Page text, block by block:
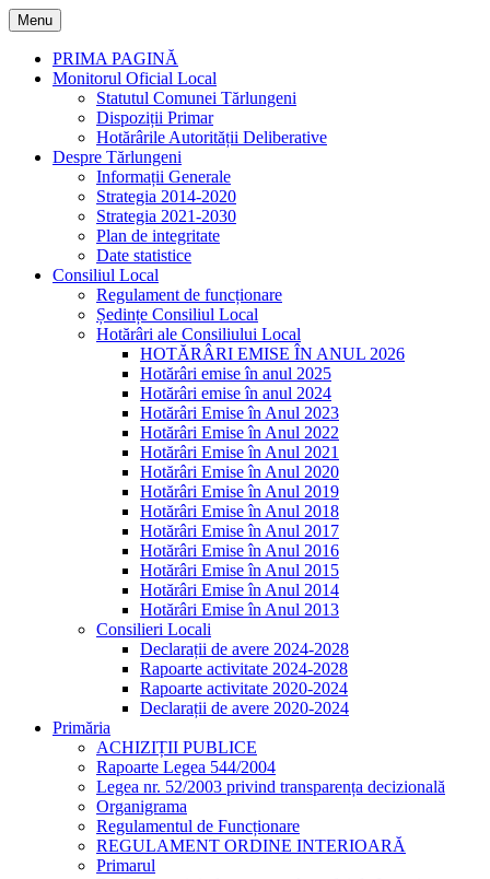
Skip
to
content
Menu
PRIMA PAGINĂ
Monitorul Oficial Local
Statutul Comunei Tărlungeni
Dispoziții Primar
Hotărârile Autorității Deliberative
Despre Tărlungeni
Informații Generale
Strategia 2014-2020
Strategia 2021-2030
Plan de integritate
Date statistice
Consiliul Local
Regulament de funcționare
Ședințe Consiliul Local
Hotărâri ale Consiliului Local
HOTĂRÂRI EMISE ÎN ANUL 2026
Hotărâri emise în anul 2025
Hotărâri emise în anul 2024
Hotărâri Emise în Anul 2023
Hotărâri Emise în Anul 2022
Hotărâri Emise în Anul 2021
Hotărâri Emise în Anul 2020
Hotărâri Emise în Anul 2019
Hotărâri Emise în Anul 2018
Hotărâri Emise în Anul 2017
Hotărâri Emise în Anul 2016
Hotărâri Emise în Anul 2015
Hotărâri Emise în Anul 2014
Hotărâri Emise în Anul 2013
Consilieri Locali
Declarații de avere 2024-2028
Rapoarte activitate 2024-2028
Rapoarte activitate 2020-2024
Declarații de avere 2020-2024
Primăria
ACHIZIȚII PUBLICE
Rapoarte Legea 544/2004
Legea nr. 52/2003 privind transparența decizională
Organigrama
Regulamentul de Funcționare
REGULAMENT ORDINE INTERIOARĂ
Primarul